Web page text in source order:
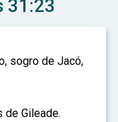
31:23
sogro de Jacó,
de Gileade.